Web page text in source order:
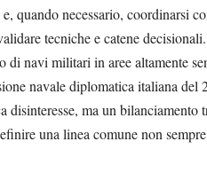
quando necessario, coordinarsi
tecniche e catene
di navi militari in aree altamente
navale diplomatica italiana del
ma un bilanciamento
una linea comune non